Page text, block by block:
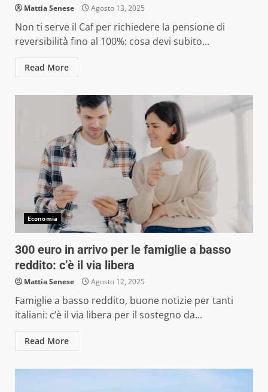
Mattia Senese Agosto 13, 2025
Non ti serve il Caf per richiedere la pensione di
reversibilità fino al 100%: cosa devi subito...
Read More
Economia
300 euro in arrivo per le famiglie a basso
reddito: c’è il via libera
Mattia Senese Agosto 12, 2025
Famiglie a basso reddito, buone notizie per tanti
italiani: c’è il via libera per il sostegno da...
Read More